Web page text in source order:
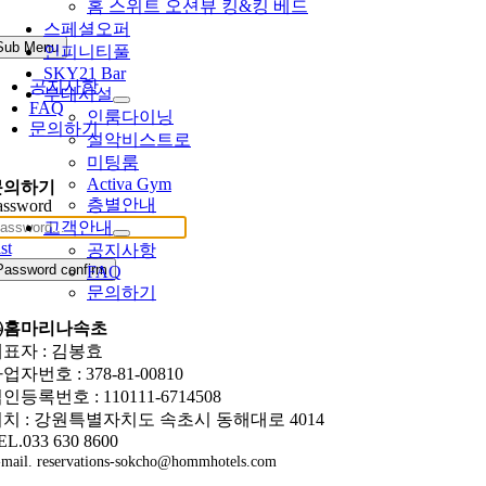
홈 스위트 오션뷰 킹&킹 베드
스페셜오퍼
인피니티풀
SKY21 Bar
부대시설
인룸다이닝
설악비스트로
미팅룸
Activa Gym
층별안내
고객안내
공지사항
FAQ
문의하기
Menu
공지사항
FAQ
문의하기
하기
confirm
마리나속초
자 : 김봉효
자번호 : 378-81-00810
등록번호 : 110111-6714508
: 강원특별자치도 속초시 동해대로 4014
630 8600
reservations-sokcho@hommhotels.com